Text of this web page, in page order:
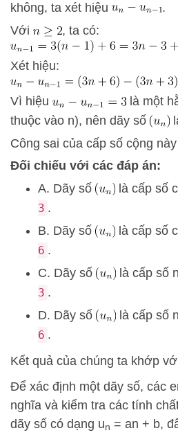
không, ta xét hiệu
.
Với
, ta có:
Xét hiệu:
Vì hiệu
là một
thuộc vào n), nên dãy số
Công sai của cấp số cộng
Đối chiếu với các đáp án:
A. Dãy số
là cấp số
3 .
B. Dãy số
là cấp số
6 .
C. Dãy số
là cấp số
3 .
D. Dãy số
là cấp số
6 .
Kết quả của chúng ta khớp
Để xác định một dãy số, các
nghĩa và kiểm tra các tính
dãy số có dạng un = an + b,